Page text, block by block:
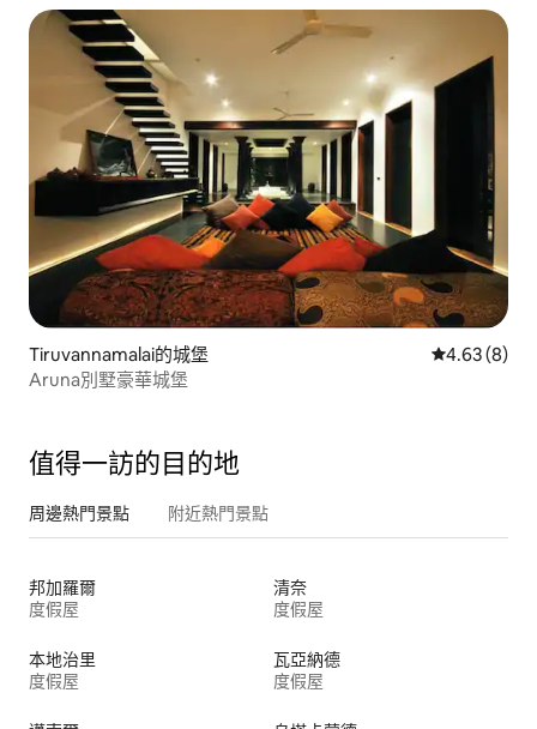
Tiruvannamalai的城堡 從 8 則評價
4.63 (8)
Aruna別墅豪華城堡
值得一訪的目的地
周邊熱門景點 附近熱門景點
邦加羅爾
度假屋
清奈
度假屋
本地治里
度假屋
瓦亞納德
度假屋